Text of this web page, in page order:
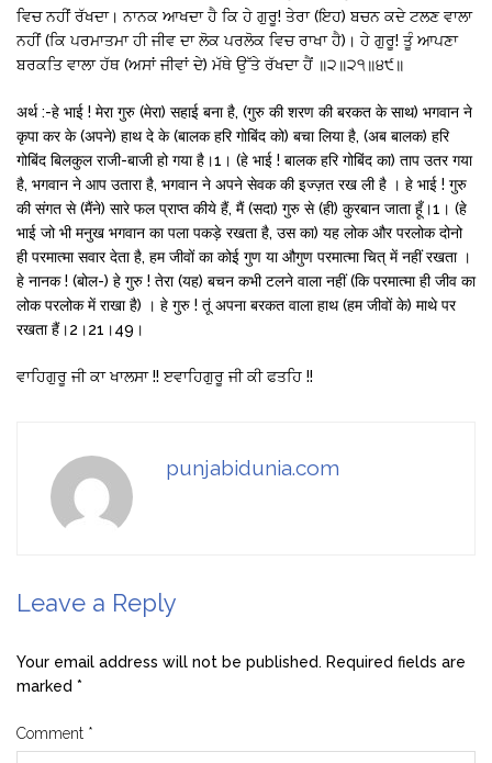
ਵਿਚ ਨਹੀਂ ਰੱਖਦਾ। ਨਾਨਕ ਆਖਦਾ ਹੈ ਕਿ ਹੇ ਗੁਰੂ! ਤੇਰਾ (ਇਹ) ਬਚਨ ਕਦੇ ਟਲਣ ਵਾਲਾ
ਨਹੀਂ (ਕਿ ਪਰਮਾਤਮਾ ਹੀ ਜੀਵ ਦਾ ਲੋਕ ਪਰਲੋਕ ਵਿਚ ਰਾਖਾ ਹੈ)। ਹੇ ਗੁਰੂ! ਤੂੰ ਆਪਣਾ
ਬਰਕਤਿ ਵਾਲਾ ਹੱਥ (ਅਸਾਂ ਜੀਵਾਂ ਦੇ) ਮੱਥੇ ਉੱਤੇ ਰੱਖਦਾ ਹੈਂ ॥੨॥੨੧॥੪੯॥
अर्थ :-हे भाई ! मेरा गुरु (मेरा) सहाई बना है, (गुरु की शरण की बरकत के साथ) भगवान ने
कृपा कर के (अपने) हाथ दे के (बालक हरि गोबिंद को) बचा लिया है, (अब बालक) हरि
गोबिंद बिलकुल राजी-बाजी हो गया है।1। (हे भाई ! बालक हरि गोबिंद का) ताप उतर गया
है, भगवान ने आप उतारा है, भगवान ने अपने सेवक की इज्ज़त रख ली है । हे भाई ! गुरु
की संगत से (मैंने) सारे फल प्राप्त कीये हैं, मैं (सदा) गुरु से (ही) कुरबान जाता हूँ।1। (हे
भाई जो भी मनुख भगवान का पला पकड़े रखता है, उस का) यह लोक और परलोक दोनो
ही परमात्मा सवार देता है, हम जीवों का कोई गुण या औगुण परमात्मा चित् में नहीं रखता ।
हे नानक ! (बोल-) हे गुरु ! तेरा (यह) बचन कभी टलने वाला नहीं (कि परमात्मा ही जीव का
लोक परलोक में राखा है) । हे गुरु ! तूं अपना बरकत वाला हाथ (हम जीवों के) माथे पर
रखता हैं।2।21।49।
ਵਾਹਿਗੁਰੂ ਜੀ ਕਾ ਖਾਲਸਾ !! ੲਵਾਹਿਗੁਰੂ ਜੀ ਕੀ ਫਤਹਿ !!
punjabidunia.com
Leave a Reply
Your email address will not be published. Required fields are
marked *
Comment *